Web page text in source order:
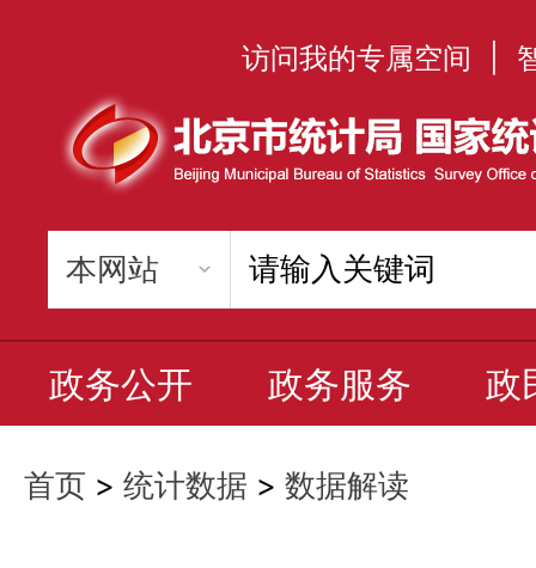
访问我的专属空间
政务公开 政务服务 政
首页 > 统计数据 > 数据解读